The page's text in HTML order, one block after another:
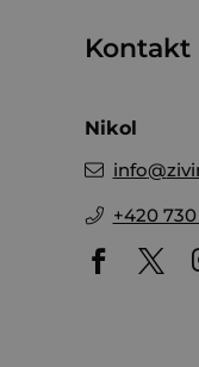
Kontakt
Nikol
info@
+420